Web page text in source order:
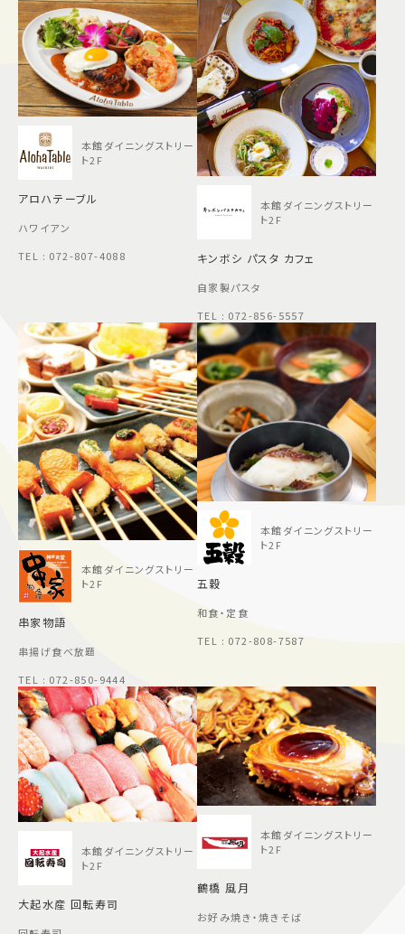
本館ダイニングストリー
ト2F
アロハテーブル
ハワイアン
TEL : 072-807-4088
本館ダイニングストリー
ト2F
キンボシ パスタ カフェ
自家製パスタ
TEL : 072-856-5557
本館ダイニングストリー
ト2F
串家物語
串揚げ食べ放題
TEL : 072-850-9444
本館ダイニングストリー
ト2F
五穀
和食・定食
TEL : 072-808-7587
本館ダイニングストリー
ト2F
大起水産 回転寿司
本館ダイニングストリー
ト2F
鶴橋 風月
お好み焼き・焼きそば